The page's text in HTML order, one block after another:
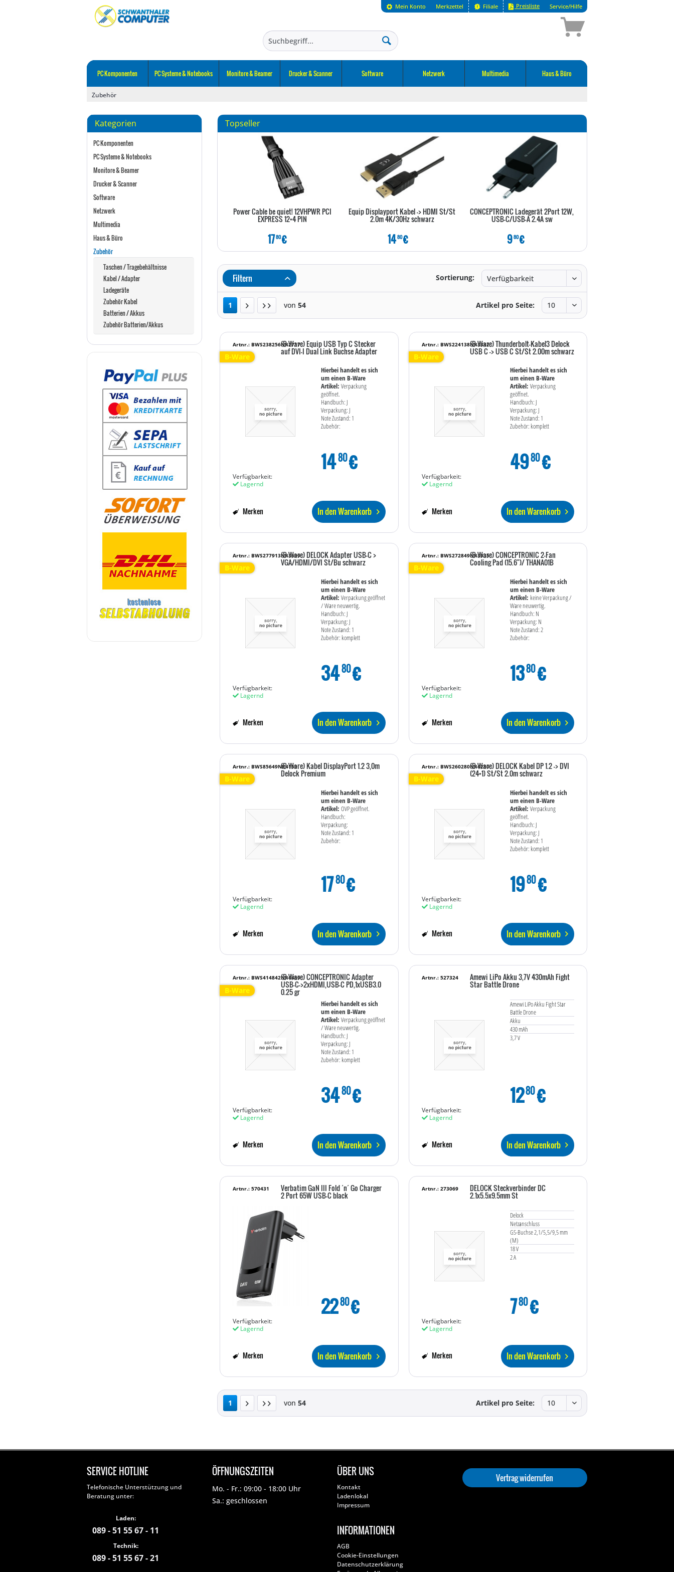
Mein Konto Merkzettel Filiale Preisliste Service/Hilfe
PC Komponenten PC Systeme & Notebooks Monitore & Beamer Drucker & Scanner Software Netzwerk Multimedia Haus & Büro
Zubehör
Kategorien
PC Komponenten
PC Systeme & Notebooks
Monitore & Beamer
Drucker & Scanner
Software
Netzwerk
Multimedia
Haus & Büro
Zubehör
Taschen / Tragebehältnisse
Kabel / Adapter
Ladegeräte
Zubehör Kabel
Batterien / Akkus
Zubehör Batterien/Akkus
Topseller
Power Cable be quiet! 12VHPWR PCI
EXPRESS 12+4 PIN
1780€
Equip Displayport Kabel -> HDMI St/St
2.0m 4K/30Hz schwarz
1480€
CONCEPTRONIC Ladegerät 2Port 12W,
USB-C/USB-A 2.4A sw
980€
Filtern Sortierung:
1 von 54 Artikel pro Seite:
B-Ware
(B-Ware) Equip USB Typ C Stecker
auf DVI-I Dual Link Buchse Adapter
Hierbei handelt es sich
um einen B-Ware
Artikel:Verpackung
geöffnet.
Handbuch: J
Verpackung: J
Note Zustand: 1
Zubehör:
Artnr.: BWS238256NR2717
1480€
Verfügbarkeit:
Lagernd
In den Warenkorb
Merken
B-Ware
(B-Ware) Thunderbolt-Kabel3 Delock
USB C -> USB C St/St 2.00m schwarz
Hierbei handelt es sich
um einen B-Ware
Artikel: Verpackung
geöffnet.
Handbuch: J
Verpackung: J
Note Zustand: 1
Zubehör: komplett
Artnr.: BWS224138NR3342
4980€
Verfügbarkeit:
Lagernd
In den Warenkorb
Merken
B-Ware
(B-Ware) DELOCK Adapter USB-C >
VGA/HDMI/DVI St/Bu schwarz
Hierbei handelt es sich
um einen B-Ware
Artikel:Verpackung geöffnet
/ Ware neuwertig.
Handbuch: J
Verpackung: J
Note Zustand: 1
Zubehör: komplett
Artnr.: BWS277913NR3699
3480€
Verfügbarkeit:
Lagernd
In den Warenkorb
Merken
B-Ware
(B-Ware) CONCEPTRONIC 2-Fan
Cooling Pad (15.6")/ THANA01B
Hierbei handelt es sich
um einen B-Ware
Artikel: keine Verpackung /
Ware neuwertig.
Handbuch: N
Verpackung: N
Note Zustand: 2
Zubehör:
Artnr.: BWS272849NR3935
1380€
Verfügbarkeit:
Lagernd
In den Warenkorb
Merken
B-Ware
(B-Ware) Kabel DisplayPort 1.2 3,0m
Delock Premium
Hierbei handelt es sich
um einen B-Ware
Artikel:OVP geöffnet.
Handbuch:
Verpackung:
Note Zustand: 1
Zubehör:
Artnr.: BWS85649NR4159
1780€
Verfügbarkeit:
Lagernd
In den Warenkorb
Merken
B-Ware
(B-Ware) DELOCK Kabel DP 1.2 -> DVI
(24+1) St/St 2.0m schwarz
Hierbei handelt es sich
um einen B-Ware
Artikel: Verpackung
geöffnet.
Handbuch: J
Verpackung: J
Note Zustand: 1
Zubehör: komplett
Artnr.: BWS260280NR4280
1980€
Verfügbarkeit:
Lagernd
In den Warenkorb
Merken
B-Ware
(B-Ware) CONCEPTRONIC Adapter
USB-C->2xHDMI,USB-C PD,1xUSB3.0
0.25 gr
Hierbei handelt es sich
um einen B-Ware
Artikel:Verpackung geöffnet
/ Ware neuwertig.
Handbuch: J
Verpackung: J
Note Zustand: 1
Zubehör: komplett
Artnr.: BWS414842NR4469
3480€
Verfügbarkeit:
Lagernd
In den Warenkorb
Merken
Amewi LiPo Akku 3,7V 430mAh Fight
Star Battle Drone
Amewi LiPo Akku Fight Star
Battle Drone
Akku
430 mAh
3,7 V
Artnr.: 527324
1280€
Verfügbarkeit:
Lagernd
In den Warenkorb
Merken
Verbatim GaN III Fold ´n´ Go Charger
2 Port 65W USB-C black
Artnr.: 570431
2280€
Verfügbarkeit:
Lagernd
In den Warenkorb
Merken
DELOCK Steckverbinder DC
2.1x5.5x9.5mm St
Delock
Netzanschluss
GS-Buchse 2,1/5,5/9,5 mm
(M)
18 V
2 A
Artnr.: 273069
780€
Verfügbarkeit:
Lagernd
In den Warenkorb
Merken
1 von 54 Artikel pro Seite:
SERVICE HOTLINE
Telefonische Unterstützung und
Beratung unter:
Laden:
089 - 51 55 67 - 11
Technik:
089 - 51 55 67 - 21
ÖFFNUNGSZEITEN
Mo. - Fr.: 09:00 - 18:00 Uhr
Sa.: geschlossen
ÜBER UNS
Kontakt
Ladenlokal
Impressum
INFORMATIONEN
AGB
Cookie-Einstellungen
Datenschutzerklärung
Vertrag widerrufen